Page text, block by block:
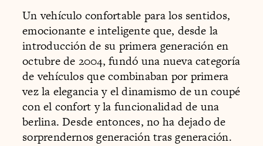
Un vehículo confortable para los sentidos,
emocionante e inteligente que, desde la
introducción de su primera generación en
octubre de 2004, fundó una nueva categoría
de vehículos que combinaban por primera
vez la elegancia y el dinamismo de un coupé
con el confort y la funcionalidad de una
berlina. Desde entonces, no ha dejado de
sorprendernos generación tras generación.